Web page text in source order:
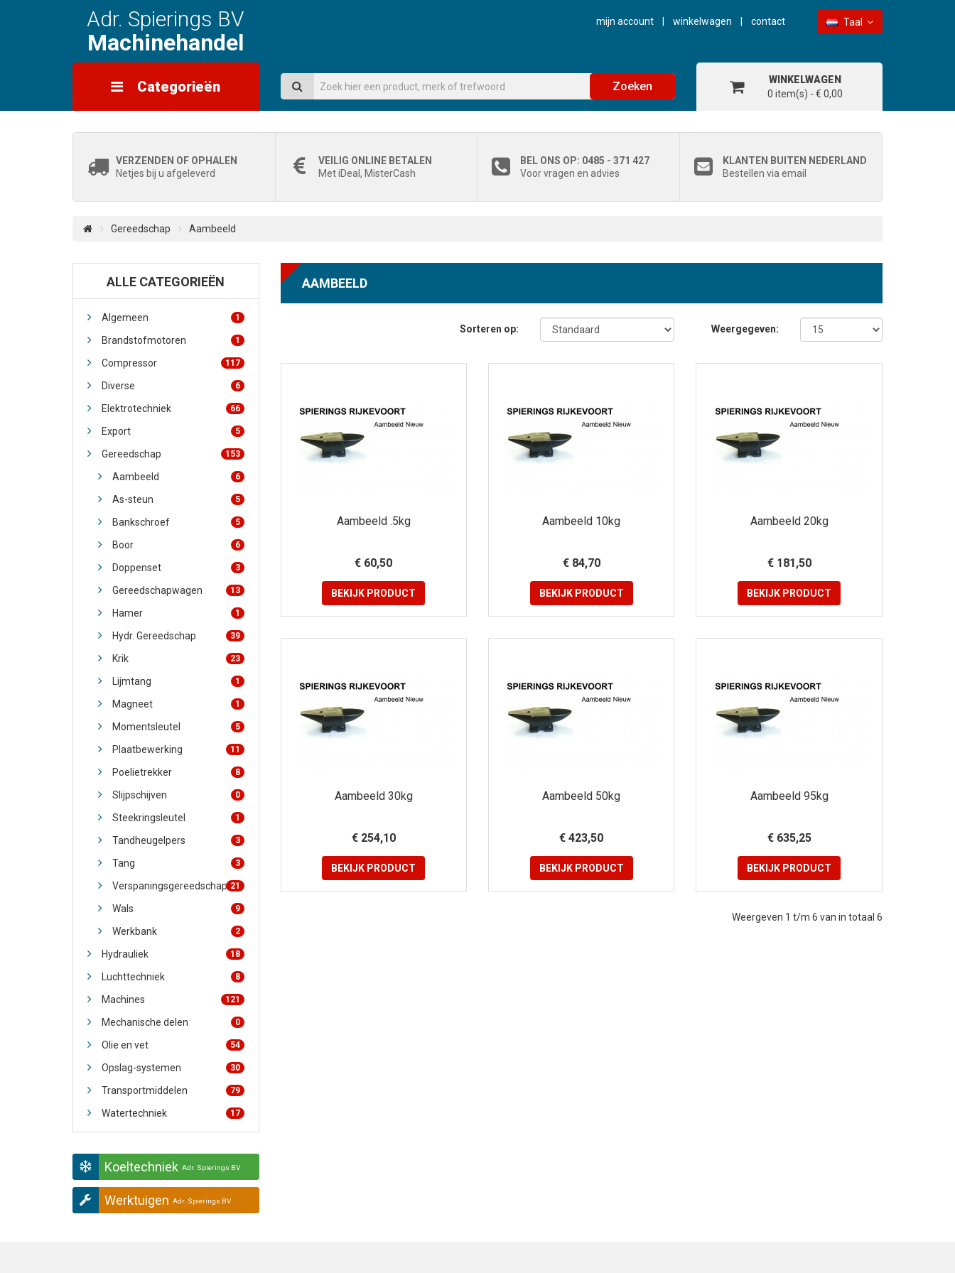
Adr. Spierings BV
Machinehandel
mijn account winkelwagen contact Taal
Categorieën Zoeken
WINKELWAGEN
0 item(s) - € 0,00
VERZENDEN OF OPHALEN
Netjes bij u afgeleverd
VEILIG ONLINE BETALEN
Met iDeal, MisterCash
BEL ONS OP: 0485 - 371 427
Voor vragen en advies
KLANTEN BUITEN NEDERLAND
Bestellen via email
Gereedschap Aambeeld
ALLE CATEGORIEËN
Algemeen 1
Brandstofmotoren 1
Compressor 117
Diverse 6
Elektrotechniek 66
Export 5
Gereedschap 153
Aambeeld 6
As-steun 5
Bankschroef 5
Boor 6
Doppenset 3
Gereedschapwagen 13
Hamer 1
Hydr. Gereedschap 39
Krik 23
Lijmtang 1
Magneet 1
Momentsleutel 5
Plaatbewerking 11
Poelietrekker 8
Slijpschijven 0
Steekringsleutel 1
Tandheugelpers 3
Tang 3
Verspaningsgereedschap 21
Wals 9
Werkbank 2
Hydrauliek 18
Luchttechniek 8
Machines 121
Mechanische delen 0
Olie en vet 54
Opslag-systemen 30
Transportmiddelen 79
Watertechniek 17
Koeltechniek Adr. Spierings BV
Werktuigen Adr. Spierings BV
AAMBEELD
Sorteren op: Weergegeven:
Aambeeld .5kg
€ 60,50
BEKIJK PRODUCT
Aambeeld 10kg
€ 84,70
BEKIJKPRODUCT
Aambeeld 20kg
€ 181,50
BEKIJK PRODUCT
Aambeeld 30kg
€ 254,10
BEKIJK PRODUCT
Aambeeld 50kg
€ 423,50
BEKIJKPRODUCT
Aambeeld 95kg
€ 635,25
BEKIJK PRODUCT
Weergeven 1 t/m 6 van in totaal 6